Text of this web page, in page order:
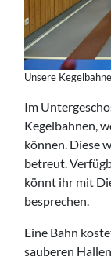
Unsere
Im
Kegelbahnen,
können. Diese
betreut.
könnt ihr mit
besprechen.
Eine Bahn
sauberen